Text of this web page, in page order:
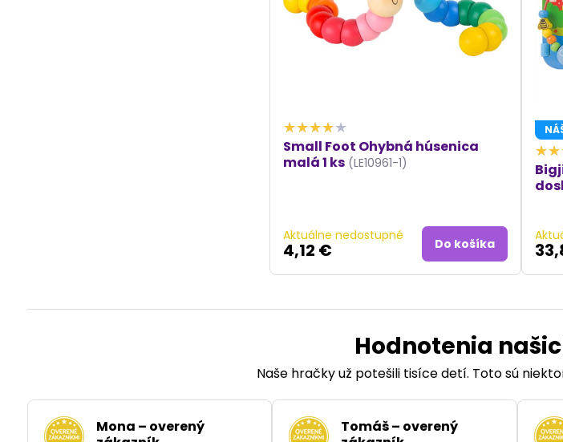
Small Foot Ohybná húsenica
malá 1 ks (LE10961-1)
Aktuálne nedostupné
4,12 € Do košíka
Hodnotenia
Naše hračky už potešili tisíce detí. Toto sú
Mona – overený
Tomáš – overený